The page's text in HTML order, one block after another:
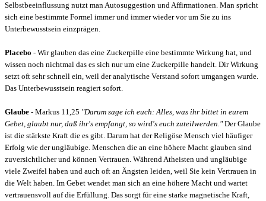
Selbstbeeinflussung nutzt man Autosuggestion und Affirmationen. Man spricht
sich eine bestimmte Formel immer und immer wieder vor um Sie zu ins
Unterbewusstsein einzprägen.
Placebo - Wir glauben das eine Zuckerpille eine bestimmte Wirkung hat, und
wissen noch nichtmal das es sich nur um eine Zuckerpille handelt. Dir Wirkung
setzt oft sehr schnell ein, weil der analytische Verstand sofort umgangen wurde.
Das Unterbewusstsein reagiert sofort.
Glaube - Markus 11,25 "Darum sage ich euch: Alles, was ihr bittet in eurem
Gebet, glaubt nur, daß ihr's empfangt, so wird's euch zuteilwerden."Der Glaube
ist die stärkste Kraft die es gibt. Darum hat der Religöse Mensch viel häufiger
Erfolg wie der ungläubige. Menschen die an eine höhere Macht glauben sind
zuversichtlicher und können Vertrauen. Während Atheisten und ungläubige
viele Zweifel haben und auch oft an Ängsten leiden, weil Sie kein Vertrauen in
die Welt haben. Im Gebet wendet man sich an eine höhere Macht und wartet
vertrauensvoll auf die Erfüllung. Das sorgt für eine starke magnetische Kraft,